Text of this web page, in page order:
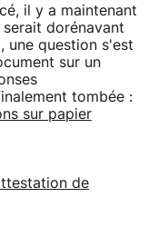
il y a maintenant
dorénavant
une question s'est
sur un
tombée :
sur papier
de